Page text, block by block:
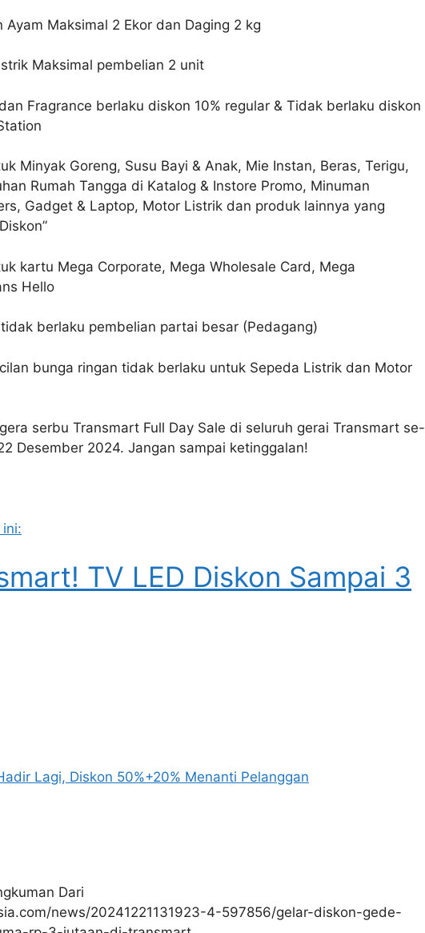
Maksimal 2 Ekor dan Daging 2 kg
Maksimal pembelian 2 unit
Fragrance berlaku diskon 10% regular & Tidak berlaku diskon
Minyak Goreng, Susu Bayi & Anak, Mie Instan, Beras, Terigu,
Rumah Tangga di Katalog & Instore Promo, Minuman
Gadget & Laptop, Motor Listrik dan produk lainnya yang
kartu Mega Corporate, Mega Wholesale Card, Mega
Hello
berlaku pembelian partai besar (Pedagang)
bunga ringan tidak berlaku untuk Sepeda Listrik dan Motor
serbu Transmart Full Day Sale di seluruh gerai Transmart se-
Desember 2024. Jangan sampai ketinggalan!
TV LED Diskon Sampai 3
Lagi, Diskon 50%+20% Menanti Pelanggan
Dari
news/20241221131923-4-597856/gelar-diskon-gede-